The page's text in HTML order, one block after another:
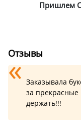
Пришлем
Отзывы
Заказывала
за прекрасные
держать!!!